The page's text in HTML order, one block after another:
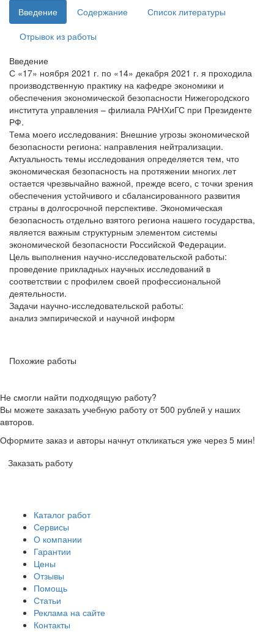
Введение
Содержание
Список литературы
Отрывок из работы
Введение
С «17» ноября 2021 г. по «14» декабря 2021 г. я проходила
производственную практику на кафедре экономики и
обеспечения экономической безопасности Нижегородского
института управления – филиала РАНХиГС при Президенте
РФ.
Тема моего исследования: Внешние угрозы экономической
безопасности региона: направления нейтрализации.
Актуальность темы исследования определяется тем, что
экономическая безопасность на протяжении многих лет
остается чрезвычайно важной, прежде всего, с точки зрения
обеспечения устойчивого и сбалансированного развития
страны в долгосрочной перспективе. Экономическая
безопасность отдельно взятого региона нашего государства,
является важным структурным элементом системы
экономической безопасности Российской Федерации.
Цель выполнения научно-исследовательской работы:
проведение прикладных научных исследований в
соответствии с профилем своей профессиональной
деятельности.
Задачи научно-исследовательской работы:
анализ эмпирической и научной информ
Похожие работы
Не смогли найти подходящую работу?
Вы можете заказать учебную работу от 500 рублей у наших
авторов.
Оформите заказ и авторы начнут откликаться уже через 5 мин!
Заказать работу
Каталог работ
Сервисы
О компании
Гарантии
Цены
Отзывы
Помощь
Статьи
Реклама на сайте
Контакты